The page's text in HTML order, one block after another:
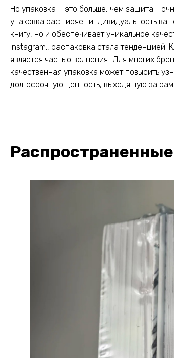
Но упаковка – это больше, чем защита.
упаковка расширяет индивидуальность
книгу, но и обеспечивает уникальное
Instagram., распаковка стала тенденцией.
является частью волнения.. Для многих
качественная упаковка может повысить
долгосрочную ценность, выходящую за